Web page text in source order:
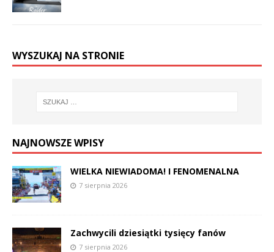
WYSZUKAJ NA STRONIE
NAJNOWSZE WPISY
WIELKA NIEWIADOMA! I FENOMENALNA
7 sierpnia 2026
Zachwycili dziesiątki tysięcy fanów
7 sierpnia 2026